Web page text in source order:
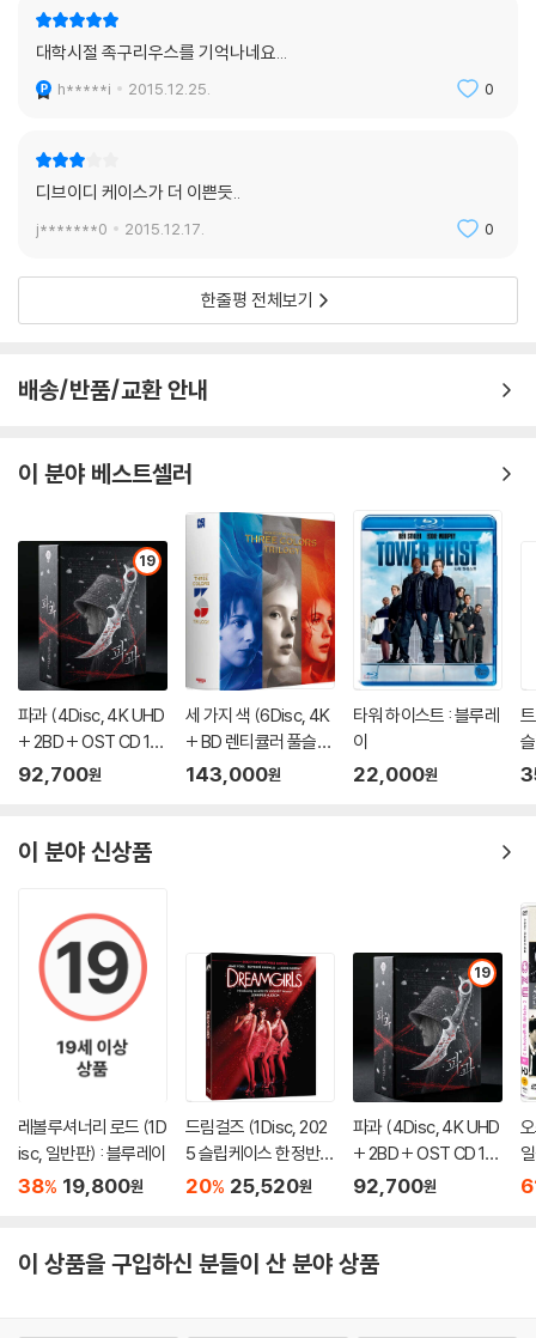
대학시절 족구리우스를 기억나네요...
h*****i 2015.12.25. 0
디브이디 케이스가 더 이쁜듯..
j*******0 2015.12.17. 0
한줄평 전체보기
배송/반품/교환 안내
이 분야 베스트셀러
19
파과 (4Disc, 4K UHD
+ 2BD + OST CD 15
00장 한정 스틸북 한정
92,700원
세 가지 색 (6Disc, 4K
+ BD 렌티큘러 풀슬립
트릴로지 박스 한정판)
143,000원
타워 하이스트 : 블루레
이
22,000원
이
이 분야 신상품
레볼루셔너리 로드 (1D
isc, 일반판) : 블루레이
38% 19,800원
드림걸즈 (1Disc, 202
5 슬립케이스 한정반 B
D) : 블루레이
20% 25,520원
19
파과 (4Disc, 4K UHD
+ 2BD + OST CD 15
00장 한정 스틸북 한정
92,700원
이 상품을 구입하신 분들이 산 분야 상품